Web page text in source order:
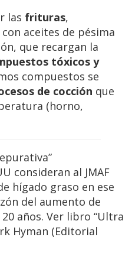
las frituras,
aceites de pésima
que recargan la
tóxicos y
compuestos se
de cocción que
(horno,
consideran al JMAF
hígado graso en ese
del aumento de
años. Ver libro “Ultra
Hyman (Editorial